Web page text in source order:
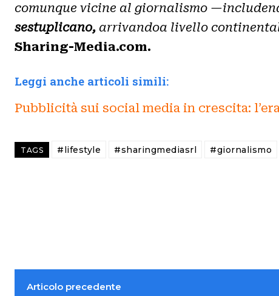
comunque vicine al giornalismo
sestuplicano, arrivandoa livello
Sharing-Media.com.
Leggi anche articoli simili:
Pubblicità sui social media in crescita:
TAGS #lifestyle #sharingmediasrl #giornalismo
Articolo precedente